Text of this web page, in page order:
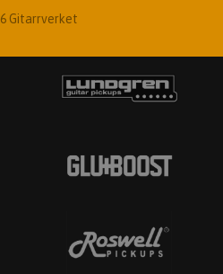
Gitarrverket